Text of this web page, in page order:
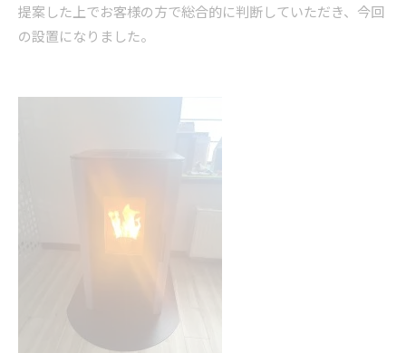
提案した上でお客様の方で総合的に判断していただき、今回
の設置になりました。